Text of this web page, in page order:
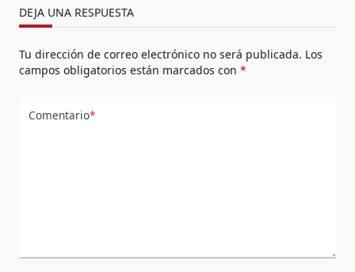
text">Página</span>
DEJA UNA RESPUESTA
Tu dirección de correo electrónico no será publicada. Los
campos obligatorios están marcados con *
Comentario*